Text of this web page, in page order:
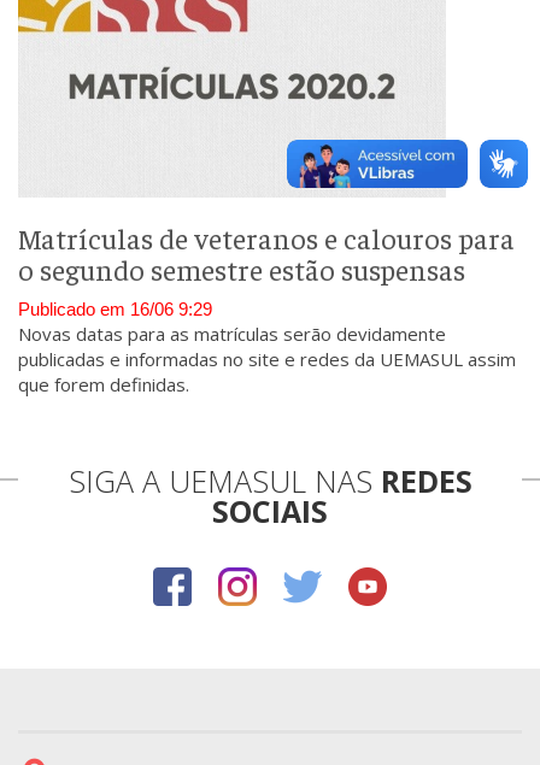
Matrículas de veteranos e calouros para
o segundo semestre estão suspensas
Publicado em 16/06 9:29
Novas datas para as matrículas serão devidamente
publicadas e informadas no site e redes da UEMASUL assim
que forem definidas.
SIGA A UEMASUL NAS REDES
SOCIAIS